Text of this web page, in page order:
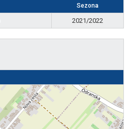
Sezona
2021/2022